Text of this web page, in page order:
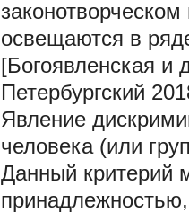
освещаются в
[Богоявленская и
Петербургский
Явление
человека (или
Данный критерий